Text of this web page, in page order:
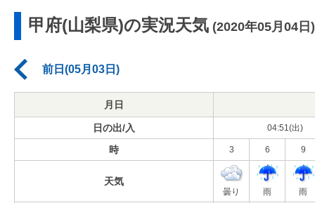
甲府(山梨県)の実況天気 (2020年05月04日)
前日(05月03日)
月日
日の出/入 04:51(出)
時 3 6 9
天気
曇り 雨 雨